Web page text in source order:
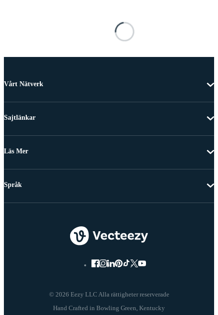
Vårt Nätverk
Sajtlänkar
Läs Mer
© 2026 Eezy LLC Alla rättigheter reserverade
Språk